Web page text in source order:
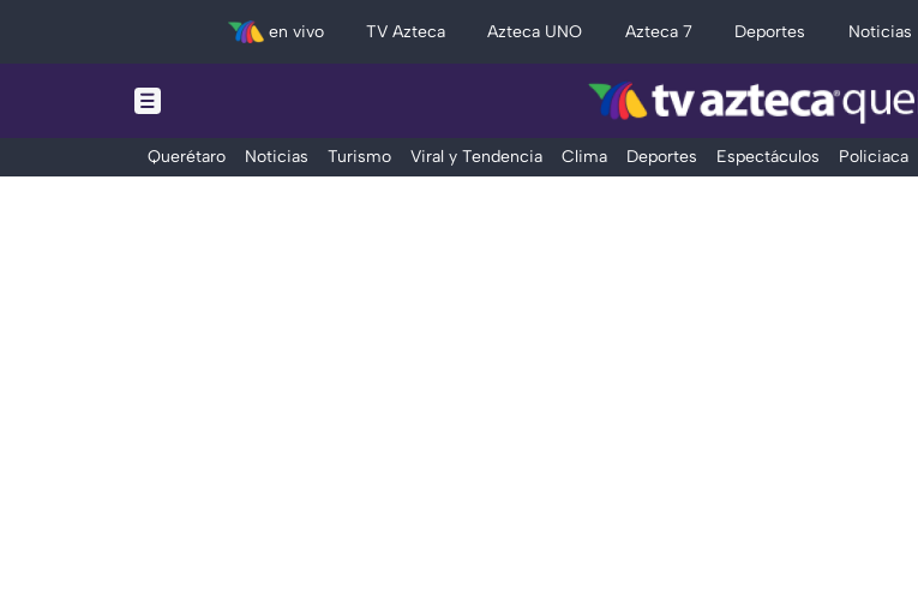
en vivo TV Azteca Azteca UNO Azteca 7 Deportes Noticias
Querétaro Noticias Turismo Viral y Tendencia Clima Deportes Espectáculos Policiaca